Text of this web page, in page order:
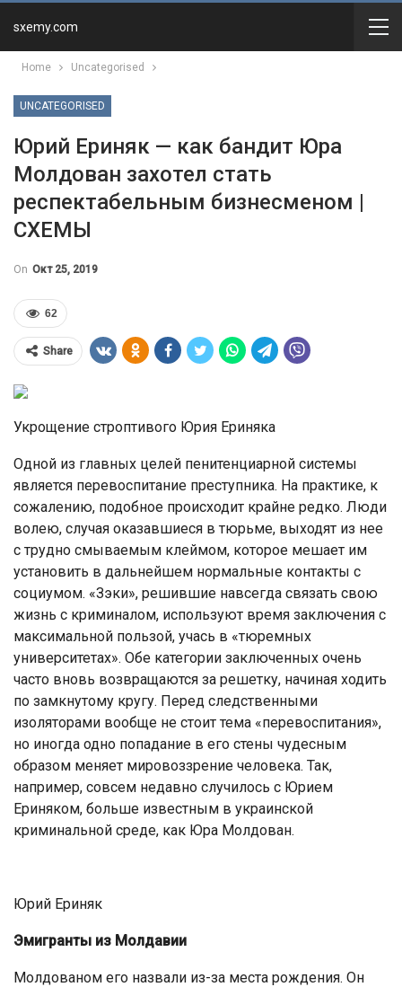
sxemy.com
Home Uncategorised
UNCATEGORISED
Юрий Ериняк — как бандит Юра
Молдован захотел стать
респектабельным бизнесменом |
СХЕМЫ
On Окт 25, 2019
62
Share
Укрощение строптивого Юрия Ериняка
Одной из главных целей пенитенциарной системы
является перевоспитание преступника. На практике, к
сожалению, подобное происходит крайне редко. Люди
волею, случая оказавшиеся в тюрьме, выходят из нее
с трудно смываемым клеймом, которое мешает им
установить в дальнейшем нормальные контакты с
социумом. «Зэки», решившие навсегда связать свою
жизнь с криминалом, используют время заключения с
максимальной пользой, учась в «тюремных
университетах». Обе категории заключенных очень
часто вновь возвращаются за решетку, начиная ходить
по замкнутому кругу. Перед следственными
изоляторами вообще не стоит тема «перевоспитания»,
но иногда одно попадание в его стены чудесным
образом меняет мировоззрение человека. Так,
например, совсем недавно случилось с Юрием
Ериняком, больше известным в украинской
криминальной среде, как Юра Молдован.
Юрий Ериняк
Эмигранты из Молдавии
Молдованом его назвали из-за места рождения. Он